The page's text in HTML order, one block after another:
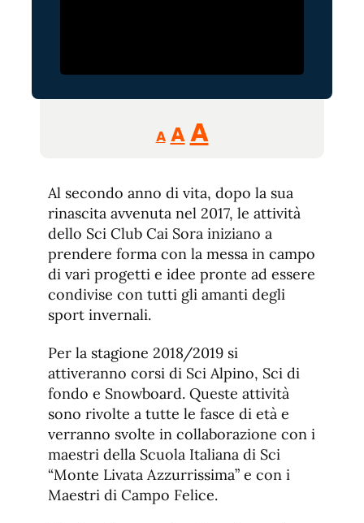
A
Reducir
tamaño
A Restablecer
de
fuente
AAumentar
de
fuente.
Al secondo anno di vita, dopo la sua
rinascita avvenuta nel 2017, le attività
dello Sci Club Cai Sora iniziano a
prendere forma con la messa in campo
di vari progetti e idee pronte ad essere
condivise con tutti gli amanti degli
sport invernali.
Per la stagione 2018/2019 si
attiveranno corsi di Sci Alpino, Sci di
fondo e Snowboard. Queste attività
sono rivolte a tutte le fasce di età e
verranno svolte in collaborazione con i
maestri della Scuola Italiana di Sci
“Monte Livata Azzurrissima” e con i
Maestri di Campo Felice.